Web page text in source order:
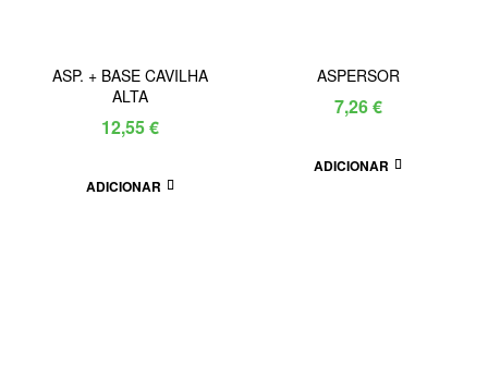
ASP. + BASE CAVILHA
ALTA
12,55€
ADICIONAR
ASPERSOR
7,26€
ADICIONAR